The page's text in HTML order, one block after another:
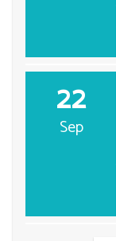
22
Sep